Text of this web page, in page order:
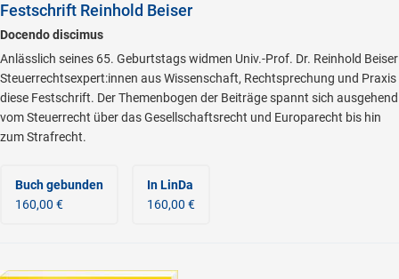
Festschrift Reinhold Beiser
Docendo discimus
Anlässlich seines 65. Geburtstags widmen Univ.-Prof. Dr. Reinhold Beiser
Steuerrechtsexpert:innen aus Wissenschaft, Rechtsprechung und Praxis
diese Festschrift. Der Themenbogen der Beiträge spannt sich ausgehend
vom Steuerrecht über das Gesellschaftsrecht und Europarecht bis hin
zum Strafrecht.
Buch gebunden
160,00 €
In LinDa
160,00 €